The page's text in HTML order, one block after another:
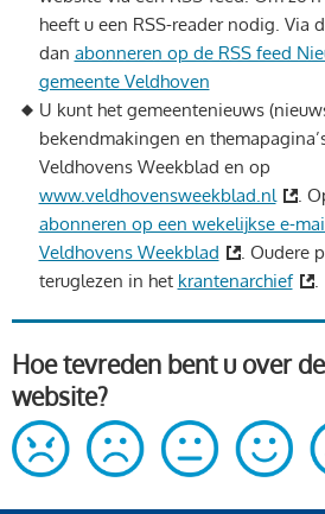
heeft u een RSS-reader nodig. Via
dan abonneren op de RSS feed
gemeente Veldhoven
U kunt het gemeentenieuws
bekendmakingen en
Veldhovens Weekblad en op
www.veldhovensweekblad.nl
.
abonneren op een wekelijkse e-
Veldhovens Weekblad
. Oudere
teruglezen in het krantenarchief .
Hoe tevreden bent u over
website?